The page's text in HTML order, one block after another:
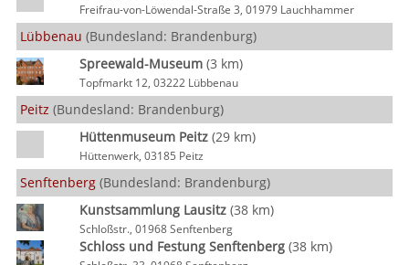
Freifrau-von-Löwendal-Straße 3, 01979 Lauchhammer
Lübbenau (Bundesland: Brandenburg)
Spreewald-Museum(3 km)
Topfmarkt 12, 03222 Lübbenau
Peitz (Bundesland: Brandenburg)
Hüttenmuseum Peitz(29 km)
Hüttenwerk, 03185 Peitz
Senftenberg (Bundesland: Brandenburg)
Kunstsammlung Lausitz(38 km)
Schloßstr., 01968 Senftenberg
Schloss und Festung Senftenberg(38 km)